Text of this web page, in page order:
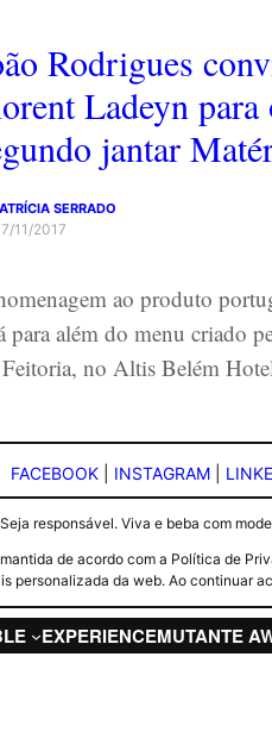
Rodrigues
Ladeyn para
jantar
SERRADO
11/2017
ao produto
para além do menu criado
no Altis Belém
FACEBOOK INSTAGRAM
Seja responsável. Viva e beba com
de acordo com a Política de
personalizada da web. Ao continuar
EXPERIENCEMUTANTE